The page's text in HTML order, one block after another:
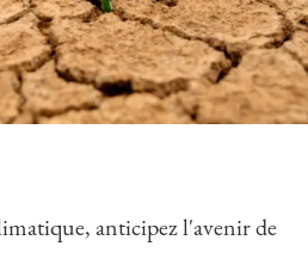
anticipez l'avenir de